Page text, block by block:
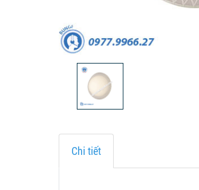
Chi tiết